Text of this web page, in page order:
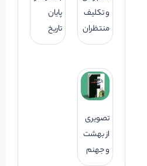
و تکلیف
منتظران
پایان
تاریخ
تصویری
از بهشت
و جهنم